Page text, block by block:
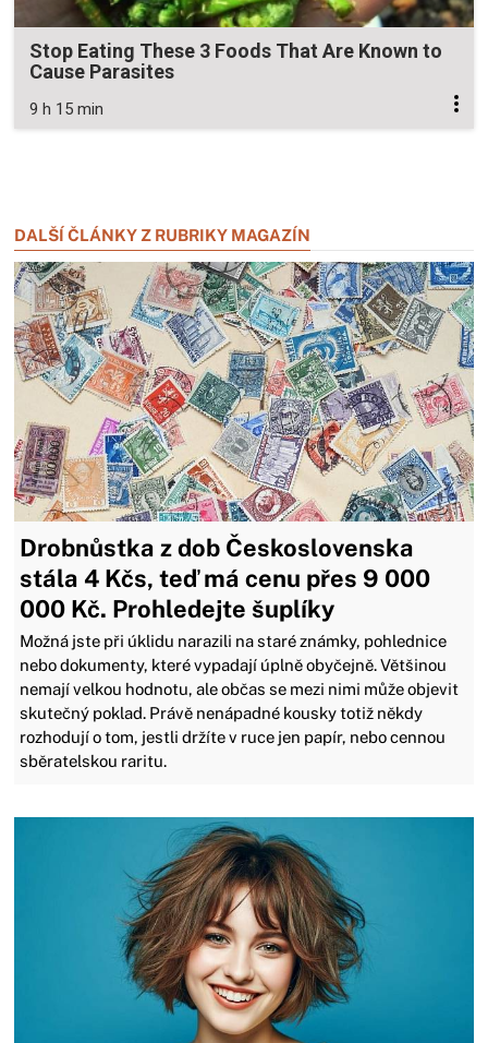
Stop Eating These 3 Foods That Are Known to
Cause Parasites
9 h 15 min
DALŠÍ ČLÁNKY Z RUBRIKY MAGAZÍN
Drobnůstka z dob Československa
stála 4 Kčs, teď má cenu přes 9 000
000 Kč. Prohledejte šuplíky
Možná jste při úklidu narazili na staré známky, pohlednice
nebo dokumenty, které vypadají úplně obyčejně. Většinou
nemají velkou hodnotu, ale občas se mezi nimi může objevit
skutečný poklad. Právě nenápadné kousky totiž někdy
rozhodují o tom, jestli držíte v ruce jen papír, nebo cennou
sběratelskou raritu.